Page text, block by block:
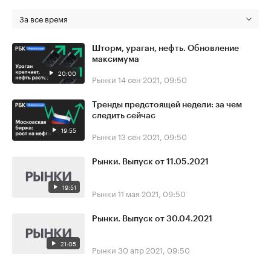
За все время
20:00
Шторм, ураган, нефть. Обновление
максимума
Рынки 14 сен 2021, 09:50
19:55
Тренды предстоящей недели: за чем
следить сейчас
Рынки 13 сен 2021, 09:50
19:51
Рынки. Выпуск от 11.05.2021
Рынки 11 мая 2021, 09:50
21:05
Рынки. Выпуск от 30.04.2021
Рынки 30 апр 2021, 09:50